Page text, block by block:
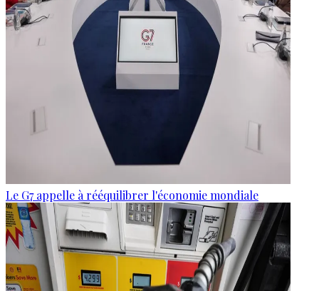
Le G7 appelle à rééquilibrer l'économie mondiale